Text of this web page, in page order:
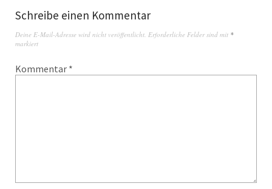
Schreibe einen Kommentar
Deine E-Mail-Adresse wird nicht veröffentlicht. Erforderliche Felder sind mit *
markiert
Kommentar *